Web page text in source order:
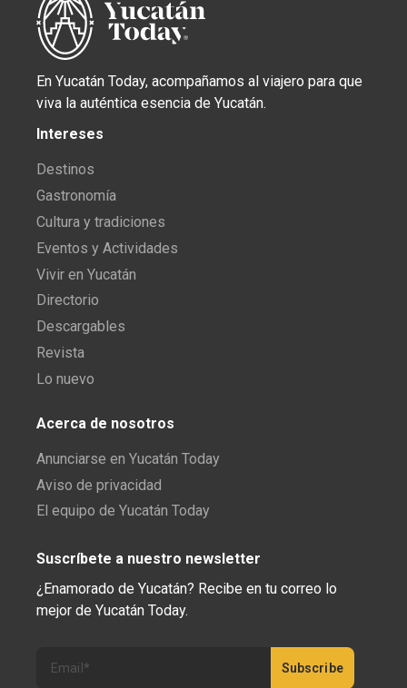
En Yucatán Today, acompañamos al viajero para que
viva la auténtica esencia de Yucatán.
Intereses
Destinos
Gastronomía
Cultura y tradiciones
Eventos y Actividades
Vivir en Yucatán
Directorio
Descargables
Revista
Lo nuevo
Acerca de nosotros
Anunciarse en Yucatán Today
Aviso de privacidad
El equipo de Yucatán Today
Suscríbete a nuestro newsletter
¿Enamorado de Yucatán? Recibe en tu correo lo
mejor de Yucatán Today.